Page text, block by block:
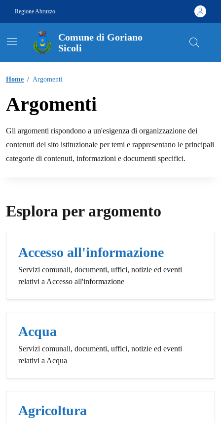
Regione Abruzzo
Comune di Goriano
Sicoli
Home / Argomenti
Argomenti
Gli argomenti rispondono a un'esigenza di organizzazione dei
contenuti del sito istituzionale per temi e rappresentano le principali
categorie di contenuti, informazioni e documenti specifici.
Esplora per argomento
Accesso all'informazione
Servizi comunali, documenti, uffici, notizie ed eventi
relativi a Accesso all'informazione
Acqua
Servizi comunali, documenti, uffici, notizie ed eventi
relativi a Acqua
Agricoltura